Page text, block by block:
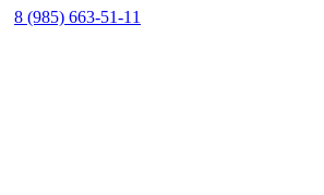
8 (985) 663-51-11